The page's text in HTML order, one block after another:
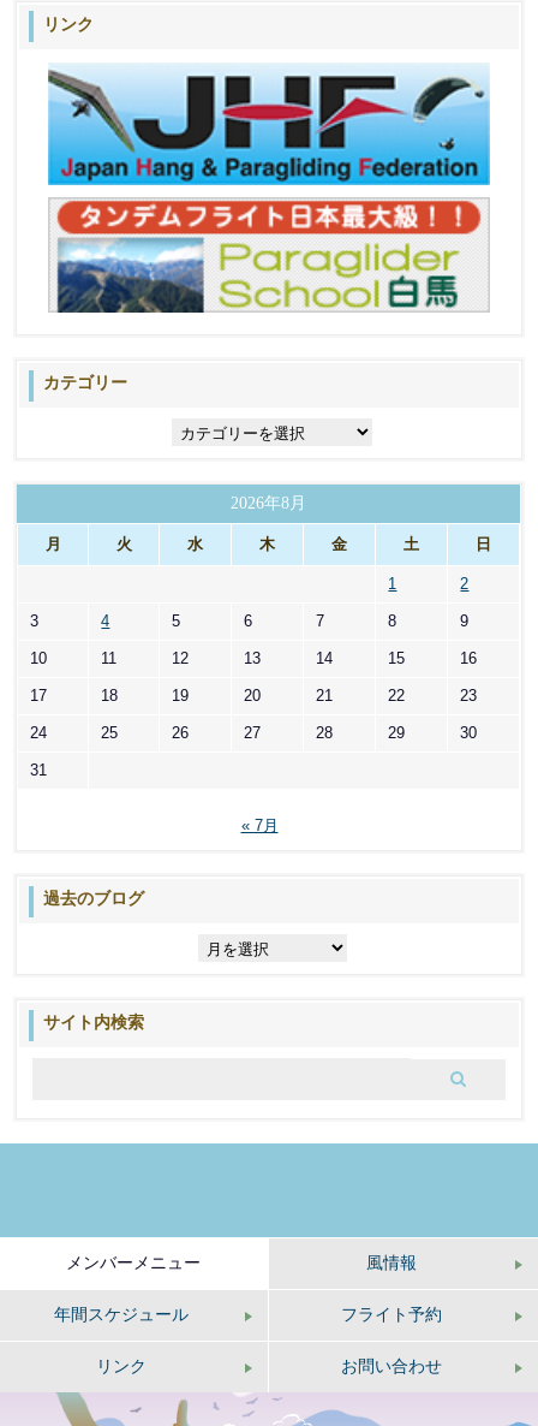
リンク
カテゴリー
ー
2026年8月
月 火 水 木 金 土 日
1 2
3 4 5 6 7 8 9
10 11 12 13 14 15 16
17 18 19 20 21 22 23
24 25 26 27 28 29 30
31
« 7月
過去のブログ
サイト内検索
メンバーメニュー 風情報
年間スケジュール フライト予約
リンク お問い合わせ